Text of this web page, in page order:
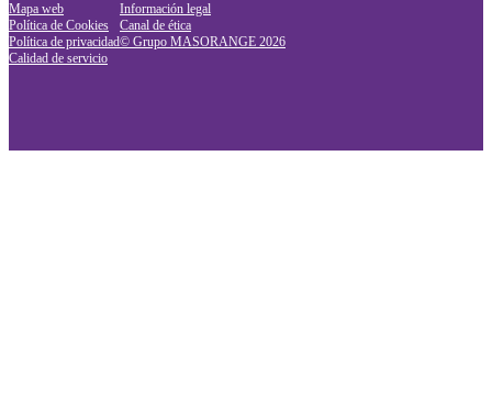
Mapa web
Política de Cookies
Política de privacidad
Calidad de servicio
Información legal
Canal de ética
© Grupo MASORANGE 2026